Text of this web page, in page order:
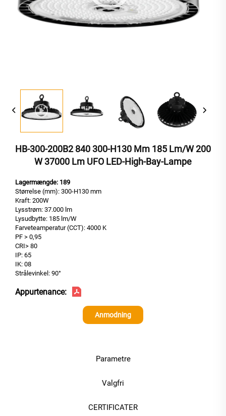
HB-300-200B2 840 300-H130 Mm 185 Lm/W 200
W 37000 Lm UFO LED-High-Bay-Lampe
Lagermængde: 189
Størrelse (mm): 300-H130 mm
Kraft: 200W
Lysstrøm: 37.000 lm
Lysudbytte: 185 lm/W
Farveteamperatur (CCT): 4000 K
PF > 0,95
CRI> 80
IP: 65
IK: 08
Strålevinkel: 90°
Appurtenance:
Anmodning
Parametre
Valgfri
CERTIFICATER